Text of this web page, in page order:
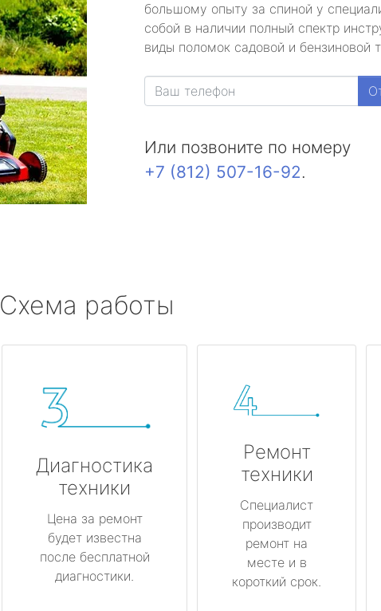
большому опыту за спиной у
собой в наличии полный спектр
виды поломок садовой и бензиновой
Или позвоните по номеру
+7 (812) 507-16-92.
Схема работы
Диагностика
техники
Цена за ремонт
будет известна
после бесплатной
диагностики.
Ремонт
техники
Специалист
производит
ремонт на
месте и в
короткий срок.